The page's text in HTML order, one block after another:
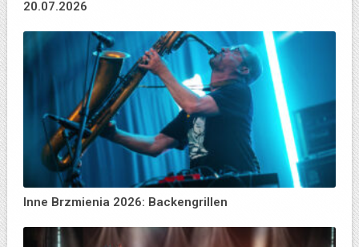
20.07.2026
Inne Brzmienia 2026: Backengrillen